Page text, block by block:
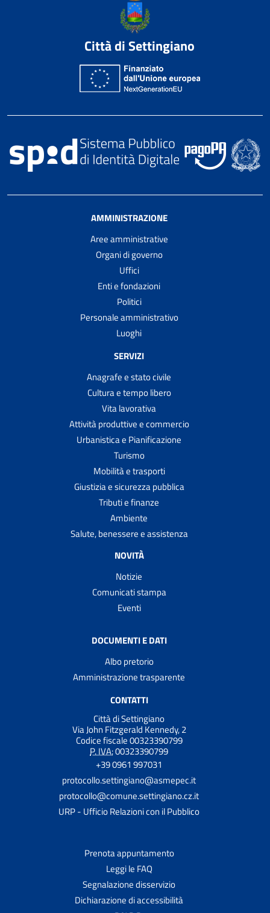
Città di Settingiano
AMMINISTRAZIONE
Aree amministrative
Organi di governo
Uffici
Enti e fondazioni
Politici
Personale amministrativo
Luoghi
SERVIZI
Anagrafe e stato civile
Cultura e tempo libero
Vita lavorativa
Attività produttive e commercio
Urbanistica e Pianificazione
Turismo
Mobilità e trasporti
Giustizia e sicurezza pubblica
Tributi e finanze
Ambiente
Salute, benessere e assistenza
NOVITÀ
Notizie
Comunicati stampa
Eventi
DOCUMENTI E DATI
Albo pretorio
Amministrazione trasparente
CONTATTI
Città di Settingiano
Via John Fitzgerald Kennedy, 2
Codice fiscale 00323390799
P. IVA:00323390799
+39 0961 997031
protocollo.settingiano@asmepec.it
protocollo@comune.settingiano.cz.it
URP - Ufficio Relazioni con il Pubblico
Prenota appuntamento
Leggi le FAQ
Segnalazione disservizio
Dichiarazione di accessibilità